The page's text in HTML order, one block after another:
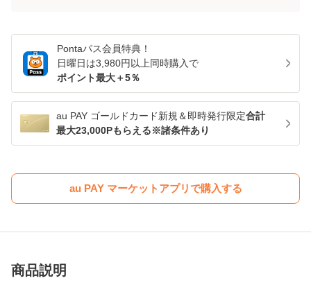
Pontaパス会員特典！
日曜日は3,980円以上同時購入で
ポイント最大＋5％
au PAY ゴールドカード新規＆即時発行限定合計
最大23,000Pもらえる※諸条件あり
au PAY マーケットアプリで購入する
商品説明